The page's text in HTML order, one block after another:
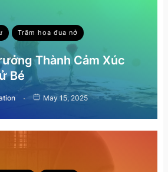
Trăm hoa đua nở
Thành Cảm Xúc
Bé
May 15, 2025